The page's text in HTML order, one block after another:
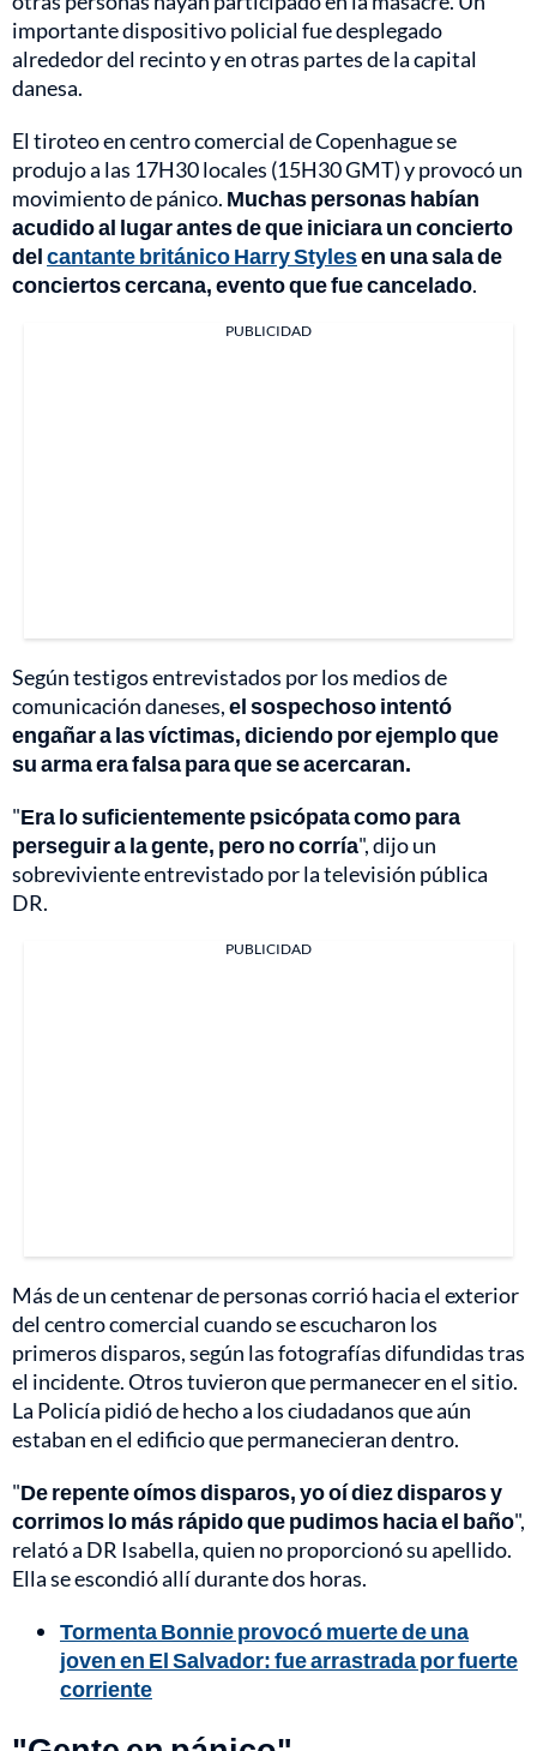
importante dispositivo policial fue desplegado
alrededor del recinto y en otras partes de la capital
danesa.
El tiroteo en centro comercial de Copenhague se
produjo a las 17H30 locales (15H30 GMT) y provocó un
movimiento de pánico. Muchas personas habían
acudido al lugar antes de que iniciara un concierto
delcantante británico Harry Stylesen una sala de
conciertos cercana, evento que fue cancelado.
PUBLICIDAD
Según testigos entrevistados por los medios de
comunicación daneses,el sospechoso intentó
engañar a las víctimas, diciendo por ejemplo que
su arma era falsa para que se acercaran.
"Era lo suficientemente psicópata como para
perseguir a la gente, pero no corría", dijo un
sobreviviente entrevistado por la televisión pública
DR.
PUBLICIDAD
Más de un centenar de personas corrió hacia el exterior
del centro comercial cuando se escucharon los
primeros disparos, según las fotografías difundidas tras
el incidente. Otros tuvieron que permanecer en el sitio.
La Policía pidió de hecho a los ciudadanos que aún
estaban en el edificio que permanecieran dentro.
"De repente oímos disparos, yo oí diez disparos y
corrimos lo más rápido que pudimos hacia el baño",
relató a DR Isabella, quien no proporcionó su apellido.
Ella se escondió allí durante dos horas.
Tormenta Bonnie provocó muerte de una
joven en El Salvador: fue arrastrada por fuerte
corriente